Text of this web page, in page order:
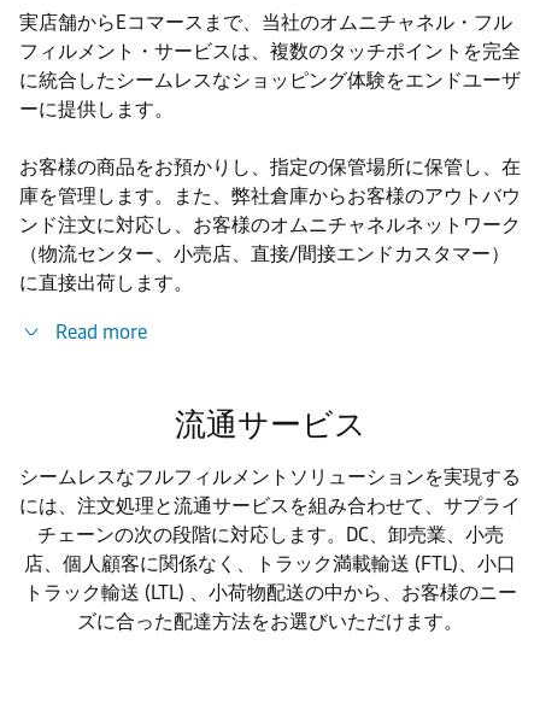
実店舗からEコマースまで、当社のオムニチャネル・フル
フィルメント・サービスは、複数のタッチポイントを完全
に統合したシームレスなショッピング体験をエンドユーザ
ーに提供します。
お客様の商品をお預かりし、指定の保管場所に保管し、在
庫を管理します。また、弊社倉庫からお客様のアウトバウ
ンド注文に対応し、お客様のオムニチャネルネットワーク
（物流センター、小売店、直接/間接エンドカスタマー）
に直接出荷します。
Read more
流通サービス
シームレスなフルフィルメントソリューションを実現する
には、注文処理と流通サービスを組み合わせて、サプライ
チェーンの次の段階に対応します。DC、卸売業、小売
店、個人顧客に関係なく、トラック満載輸送 (FTL)、小口
トラック輸送 (LTL) 、小荷物配送の中から、お客様のニー
ズに合った配達方法をお選びいただけます。